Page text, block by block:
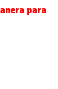
para